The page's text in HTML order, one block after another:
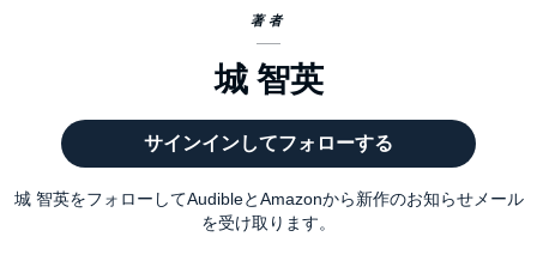
著者
城 智英
サインインしてフォローする
城 智英をフォローしてAudibleとAmazonから新作のお知らせメール
を受け取ります。